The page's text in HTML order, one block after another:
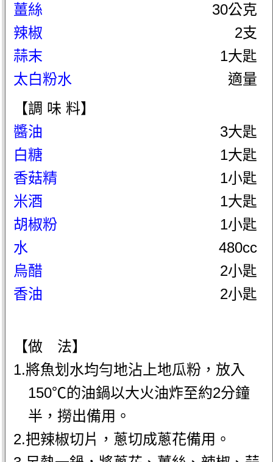
薑絲
30公克
辣椒
2支
蒜末
1大匙
太白粉水
適量
【調 味 料】
醬油
3大匙
白糖
1大匙
香菇精
1小匙
米酒
1大匙
胡椒粉
1小匙
水
480cc
烏醋
2小匙
香油
2小匙
【做 法】
1.將魚划水均勻地沾上地瓜粉，放入
150℃的油鍋以大火油炸至約2分鐘
半，撈出備用。
2.把辣椒切片，蔥切成蔥花備用。